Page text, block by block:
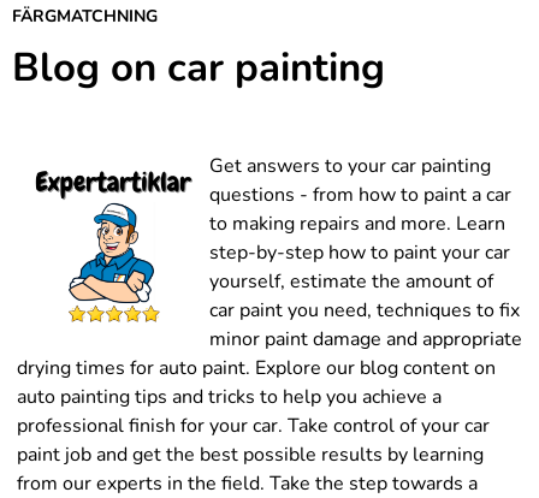
FÄRGMATCHNING
Blog on car painting
Get answers to your car painting
questions - from how to paint a car
to making repairs and more. Learn
step-by-step how to paint your car
yourself, estimate the amount of
car paint you need, techniques to fix
minor paint damage and appropriate
drying times for auto paint. Explore our blog content on
auto painting tips and tricks to help you achieve a
professional finish for your car. Take control of your car
paint job and get the best possible results by learning
from our experts in the field. Take the step towards a